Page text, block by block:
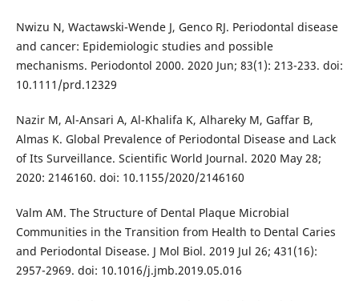
Nwizu N, Wactawski-Wende J, Genco RJ. Periodontal disease
and cancer: Epidemiologic studies and possible
mechanisms. Periodontol 2000. 2020 Jun; 83(1): 213-233. doi:
10.1111/prd.12329
Nazir M, Al-Ansari A, Al-Khalifa K, Alhareky M, Gaffar B,
Almas K. Global Prevalence of Periodontal Disease and Lack
of Its Surveillance. Scientific World Journal. 2020 May 28;
2020: 2146160. doi: 10.1155/2020/2146160
Valm AM. The Structure of Dental Plaque Microbial
Communities in the Transition from Health to Dental Caries
and Periodontal Disease. J Mol Biol. 2019 Jul 26; 431(16):
2957-2969. doi: 10.1016/j.jmb.2019.05.016